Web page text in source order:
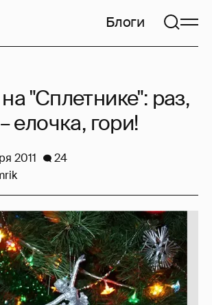
Блоги
"Сплетнике": раз,
елочка, гори!
2011
24